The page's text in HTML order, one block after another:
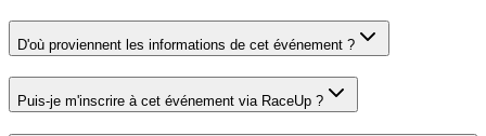
D'où proviennent les informations de cet événement ?
Puis-je m'inscrire à cet événement via RaceUp ?